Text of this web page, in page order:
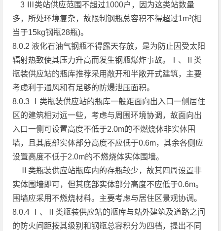
3 Ⅲ类站供应范围不超过1000户，因为这类站数量
多，所处环境复杂，故限制钢瓶总容积不得超过1m³(相
当于15kg钢瓶28瓶)。
8.0.2 液化石油气钢瓶不得露天存放，是为防止因受太阳
辐射热致使其压力升高而发生钢瓶爆炸事故。Ⅰ、Ⅱ类
瓶装供应站的瓶库推荐采用敞开和半敞开式建筑，主要
考虑利于通风和有足够的防爆泄压面积。
8.0.3 Ⅰ类瓶装供应站的瓶库一般距面向出入口一侧居住
区的建筑相对远一些，考虑与周围环境协调，故面向出
入口一侧可设置高度不低于2.0m的不燃烧体非实体围
墙，且其底部实体部分高度不应低于0.6m，其余各侧应
设置高度不低于2.0m的不燃烧体实体围墙。
Ⅱ类瓶装供应站瓶库内的存瓶较少，故其四周设置非
实体围墙即可，但其底部实体部分高度不应低于0.6m。
围墙应采用不燃烧材料。主要考虑与居住区景观协调。
8.0.4 Ⅰ、Ⅱ类瓶装供应站的瓶库与站外建筑及道路之间
的防火间距按其级别和钢瓶总容积分为四档，提出不同